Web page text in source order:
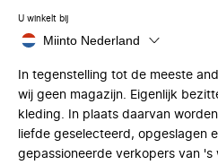
U winkelt bij
Miinto Nederland
In tegenstelling tot de meeste
wij geen magazijn. Eigenlijk
kleding. In plaats daarvan
liefde geselecteerd, opgeslagen
gepassioneerde verkopers van 's